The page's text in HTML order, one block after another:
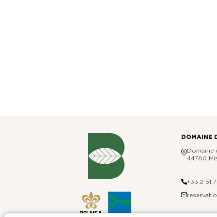
DOMAINE
Domaine
44780
+33 2 51